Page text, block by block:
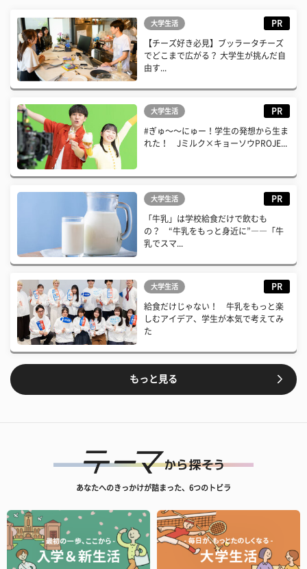
大学生活 PR
【チーズ好き必見】ブッラータチーズ
でどこまで広がる？ 大学生が挑んだ自
由す...
大学生活 PR
#ぎゅ〜〜にゅー！学生の発想から生ま
れた！ Jミルク×キョーソウPROJE...
大学生活 PR
「牛乳」は学校給食だけで飲むも
の？ “牛乳をもっと身近に”――「牛
乳でスマ...
大学生活 PR
給食だけじゃない！ 牛乳をもっと楽
しむアイデア、学生が本気で考えてみ
た
もっと見る
あなたへのきっかけが詰まった、6つのトビラ